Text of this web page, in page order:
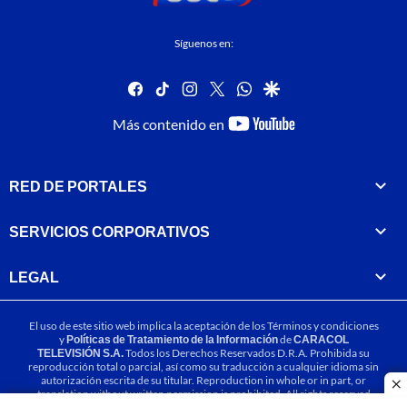
Síguenos en:
facebook
tiktok instagram
twitterwhatsapp
google
Más contenido en
youtube-
RED DE PORTALES
SERVICIOS CORPORATIVOS
LEGAL
El uso de este sitio web implica la aceptación de losTérminos y condiciones
yPolíticas de Tratamiento de la InformacióndeCARACOL
TELEVISIÓN S.A.Todos los Derechos Reservados D.R.A. Prohibida su
reproducción total o parcial, así como su traducción a cualquier idioma sin
autorización escrita de su titular. Reproduction in whole or in part, or
translation without written permission is prohibited. All rights reserved